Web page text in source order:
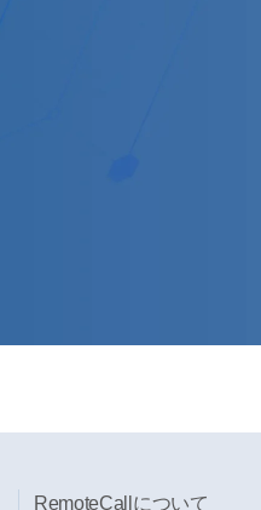
RemoteCallについて